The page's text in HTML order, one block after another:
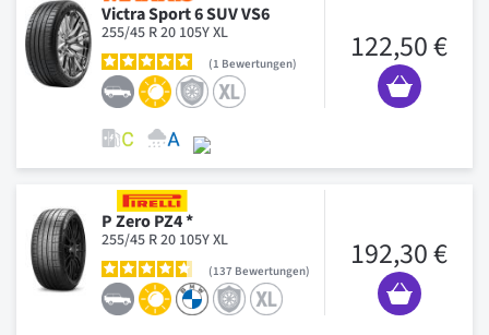
Victra Sport 6 SUV VS6
255/45 R 20 105Y XL
1 Bewertungen 122,50 €
P Zero PZ4 *
255/45 R 20 105Y XL
137 Bewertungen 192,30 €